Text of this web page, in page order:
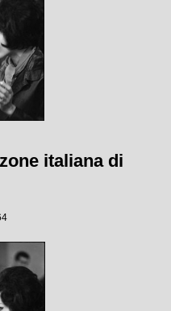
italiana di